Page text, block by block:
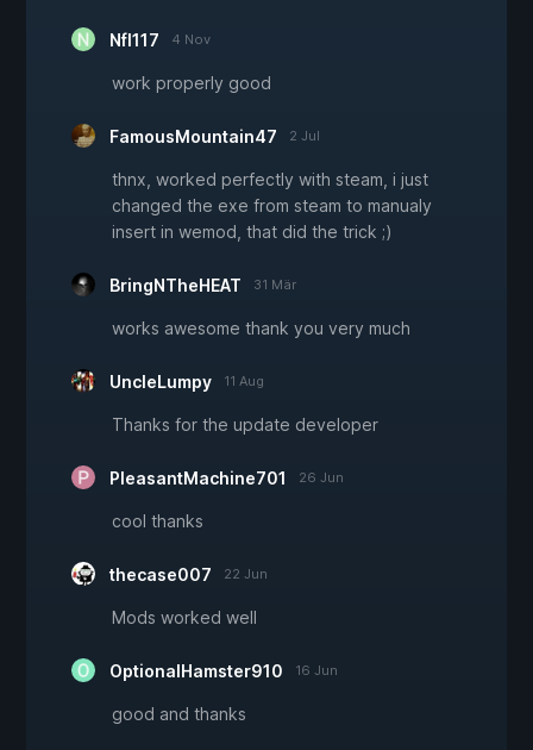
Nfl117 4 Nov
work properly good
FamousMountain47 2 Jul
thnx, worked perfectly with steam, i just
changed the exe from steam to manualy
insert in wemod, that did the trick ;)
BringNTheHEAT 31 Mär
works awesome thank you very much
UncleLumpy 11 Aug
Thanks for the update developer
PleasantMachine701 26 Jun
cool thanks
thecase007 22 Jun
Mods worked well
OptionalHamster910 16 Jun
good and thanks